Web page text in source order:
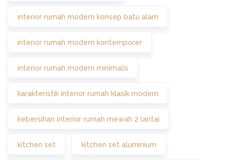
interior rumah modern konsep batu alam
interior rumah modern kontemporer
interior rumah modern minimalis
karakteristik interior rumah klasik modern
kebersihan interior rumah mewah 2 lantai
kitchen set kitchen set aluminium